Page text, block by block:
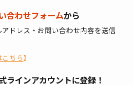
合わせフォームから
ドレス・お問い合わせ内容を送信
こちら】
ラインアカウントに登録！